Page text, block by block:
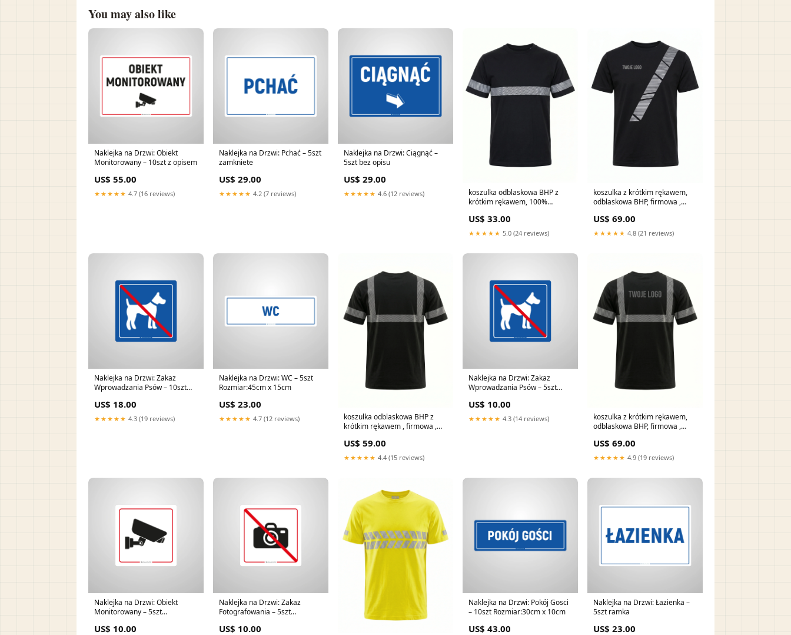
You may also like
Naklejka na Drzwi: Obiekt
Monitorowany – 10szt z opisem
US$ 55.00
★★★★★ 4.7 (16 reviews)
Naklejka na Drzwi: Pchać – 5szt
zamkniete
US$ 29.00
★★★★★ 4.2 (7 reviews)
Naklejka na Drzwi: Ciągnąć –
5szt bez opisu
US$ 29.00
★★★★★ 4.6 (12 reviews)
koszulka odblaskowa BHP z
krótkim rękawem, 100%
US$ 33.00
★★★★★ 5.0 (24 reviews)
koszulka z krótkim rękawem,
odblaskowa BHP, firmowa ,
US$ 69.00
★★★★★ 4.8 (21 reviews)
Naklejka na Drzwi: Zakaz
Wprowadzania Psów – 10szt
US$ 18.00
★★★★★ 4.3 (19 reviews)
Naklejka na Drzwi: WC – 5szt
Rozmiar:45cm x 15cm
US$ 23.00
★★★★★ 4.7 (12 reviews)
koszulka odblaskowa BHP z
krótkim rękawem , firmowa ,
US$ 59.00
★★★★★ 4.4 (15 reviews)
Naklejka na Drzwi: Zakaz
Wprowadzania Psów – 5szt
US$ 10.00
★★★★★ 4.3 (14 reviews)
koszulka z krótkim rękawem,
odblaskowa BHP, firmowa ,
Kolor:Zielony
US$ 69.00
★★★★★ 4.9 (19 reviews)
Naklejka na Drzwi: Obiekt
Monitorowany – 5szt
US$ 10.00
Naklejka na Drzwi: Zakaz
Fotografowania – 5szt
US$ 10.00
Naklejka na Drzwi: Pokój Gosci
– 10szt Rozmiar:30cm x 10cm
US$ 43.00
Naklejka na Drzwi: Łazienka –
5szt ramka
US$ 23.00